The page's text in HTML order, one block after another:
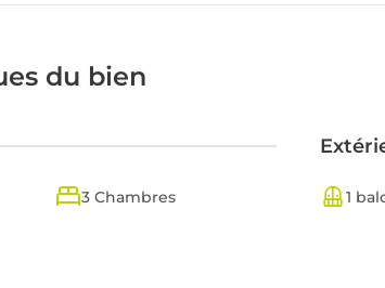
du bien
3 Chambres 1